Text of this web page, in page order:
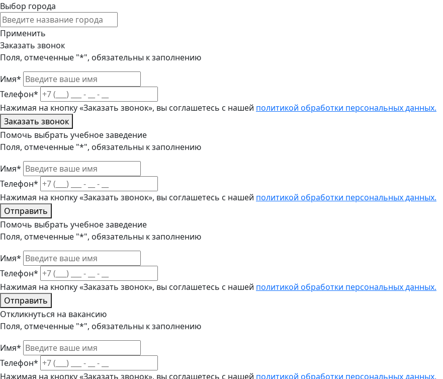
Выбор города
Применить
Заказать звонок
Поля, отмеченные "*", обязательны к заполнению
Имя*
Телефон*
Нажимая на кнопку «Заказать звонок», вы соглашетесь с нашей политикой обработки персональных данных.
Заказать звонок
Помочь выбрать учебное заведение
Поля, отмеченные "*", обязательны к заполнению
Имя*
Телефон*
Нажимая на кнопку «Заказать звонок», вы соглашетесь с нашей политикой обработки персональных данных.
Отправить
Помочь выбрать учебное заведение
Поля, отмеченные "*", обязательны к заполнению
Имя*
Телефон*
Нажимая на кнопку «Заказать звонок», вы соглашетесь с нашей политикой обработки персональных данных.
Отправить
Откликнуться на вакансию
Поля, отмеченные "*", обязательны к заполнению
Имя*
Телефон*
Нажимая на кнопку «Заказать звонок», вы соглашетесь с нашей политикой обработки персональных данных.